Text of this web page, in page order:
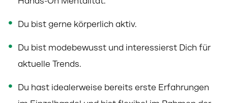
Hands-On Mentalität.
Du bist gerne körperlich aktiv.
Du bist modebewusst und interessierst Dich für
aktuelle Trends.
Du hast idealerweise bereits erste Erfahrungen